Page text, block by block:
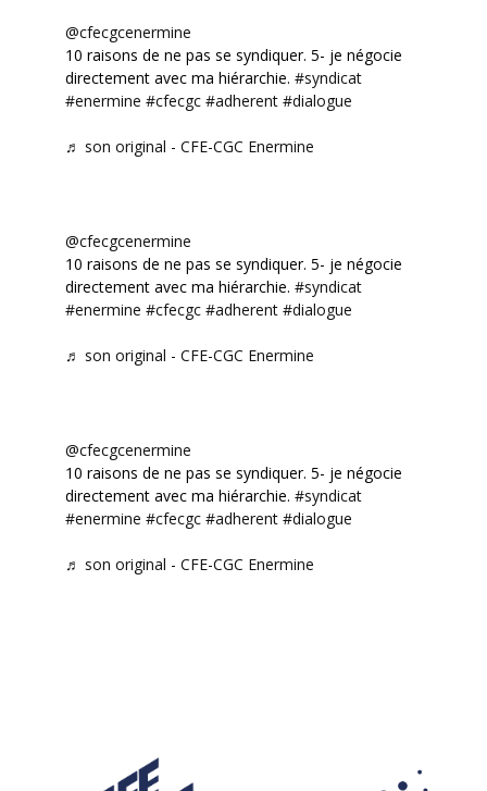
@cfecgcenermine
10 raisons de ne pas se syndiquer. 5- je négocie
directement avec ma hiérarchie. #syndicat
#enermine #cfecgc #adherent #dialogue
♬ son original - CFE-CGC Enermine
@cfecgcenermine
10 raisons de ne pas se syndiquer. 5- je négocie
directement avec ma hiérarchie. #syndicat
#enermine #cfecgc #adherent #dialogue
♬ son original - CFE-CGC Enermine
@cfecgcenermine
10 raisons de ne pas se syndiquer. 5- je négocie
directement avec ma hiérarchie. #syndicat
#enermine #cfecgc #adherent #dialogue
♬ son original - CFE-CGC Enermine